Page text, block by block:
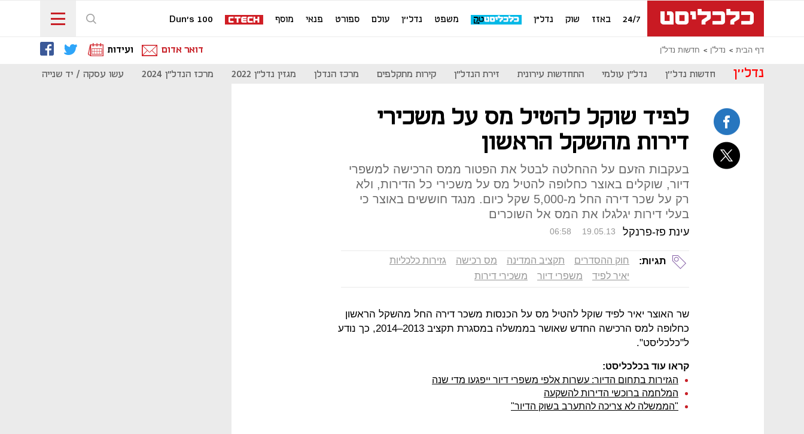
24/7 באזז שוק נדל"ן משפט נדל''ן עולם ספורט פנאי מוסף Dun's 100
דף הבית נדל''ן חדשות נדל''ן דואר אדום ועידות
נדל''ן חדשות נדל''ן נדל"ן עולמי התחדשות עירונית זירת הנדל"ן קירות מתקלפים מרכז הנדלן מגזין נדל"ן 2022 מרכז הנדל"ן 2024 עשו עסקה / יד שנייה
לפיד שוקל להטיל מס על משכירי
דירות מהשקל הראשון
בעקבות הזעם על ההחלטה לבטל את הפטור ממס הרכישה למשפרי
דיור, שוקלים באוצר כחלופה להטיל מס על משכירי כל הדירות, ולא
רק על שכר דירה החל מ-5,000 שקל כיום. מנגד חוששים באוצר כי
בעלי דירות יגלגלו את המס אל השוכרים
עינת פז-פרנקל 06:58 19.05.13
תגיות: חוק ההסדרים תקציב המדינה מס רכישה
גזירות כלכליות
יאיר לפיד
משפרי דיור משכירי דירות
שר האוצר יאיר לפיד שוקל להטיל מס על הכנסות משכר דירה החל מהשקל הראשון
כחלופה למס הרכישה החדש שאושר בממשלה במסגרת תקציב 2013–2014, כך נודע
ל"כלכליסט".
קראו עוד בכלכליסט:
הגזירות בתחום הדיור: עשרות אלפי משפרי דיור ייפגעו מדי שנה
המלחמה ברוכשי הדירות להשקעה
"הממשלה לא צריכה להתערב בשוק הדיור"